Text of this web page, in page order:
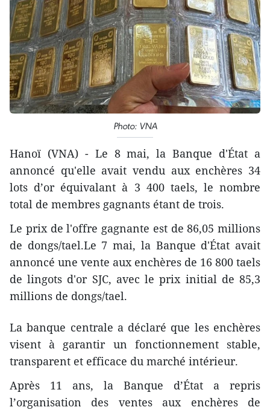
Photo: VNA
Hanoï (VNA) - Le 8 mai, la Banque d'État a
annoncé qu'elle avait vendu aux enchères 34
lots d’or équivalant à 3 400 taels, le nombre
total de membres gagnants étant de trois.
Le prix de l'offre gagnante est de 86,05 millions
de dongs/tael.Le 7 mai, la Banque d'État avait
annoncé une vente aux enchères de 16 800 taels
de lingots d'or SJC, avec le prix initial de 85,3
millions de dongs/tael.
La banque centrale a déclaré que les enchères
visent à garantir un fonctionnement stable,
transparent et efficace du marché intérieur.
Après 11 ans, la Banque d’État a repris
l’organisation des ventes aux enchères de